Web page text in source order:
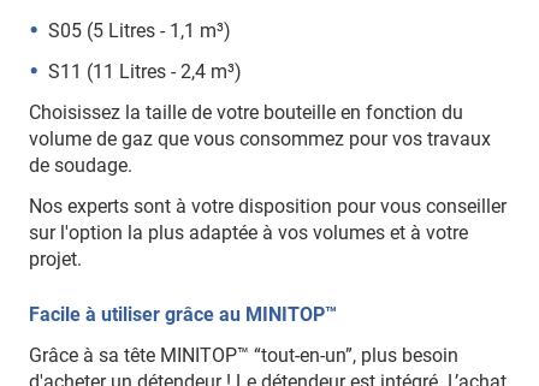
S05 (5 Litres - 1,1 m³)
S11 (11 Litres - 2,4 m³)
Choisissez la taille de votre bouteille en fonction du
volume de gaz que vous consommez pour vos travaux
de soudage.
Nos experts sont à votre disposition pour vous conseiller
sur l'option la plus adaptée à vos volumes et à votre
projet.
Facile à utiliser grâce au MINITOP™
Grâce à sa tête MINITOP™ “tout-en-un”, plus besoin